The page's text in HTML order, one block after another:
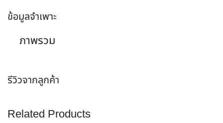
ข้อมูลจำเพาะ
ภาพรวม
รีวิวจากลูกค้า
Related Products